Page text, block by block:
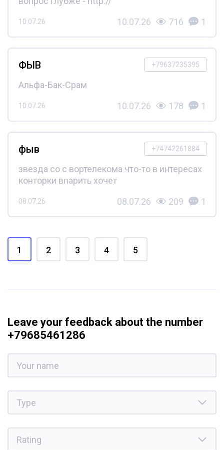
10.07.26 10.07.26 716 1
+79637235395
ФЫВ
Альфа-Бак-Срам
10.07.26 10.07.26 178 1
+74742261884
фыв
звезда со с вортелекома что-то в интересах
конторки впарить хочет
08.07.26 08.07.26 209 1
1 2 3 4 5
Leave your feedback about the number
+79685461286